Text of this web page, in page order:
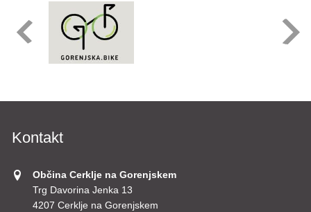
Kontakt
Občina Cerklje na Gorenjskem
Trg Davorina Jenka 13
4207 Cerklje na Gorenjskem